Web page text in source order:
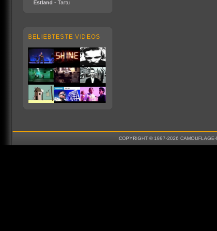
Estland - Tartu
BELIEBTESTE VIDEOS
COPYRIGHT © 1997-2026 CAMOUFLAGE-